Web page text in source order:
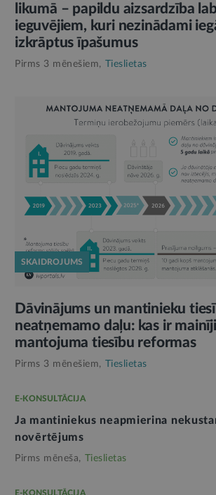
likumā – papildu aizsardzība
ieguvējiem, kuri nezinādami
izkrāptus īpašumus
Pirms 3 mēnešiem, Tieslietas
SKAIDROJUMS
Dāvinājums un mantinieku
neatņemamo daļu: kas ir
mantojuma tiesību reformas
Pirms 3 mēnešiem, Tieslietas
E-KONSULTĀCIJA
Ja mantiniekus neapmierina
novērtējums
Pirms mēneša, Tieslietas
E-KONSULTĀCIJA